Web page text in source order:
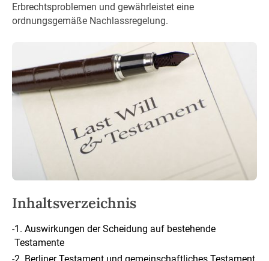
Erbrechtsproblemen und gewährleistet eine
ordnungsgemäße Nachlassregelung.
Inhaltsverzeichnis
-1. Auswirkungen der Scheidung auf bestehende
Testamente